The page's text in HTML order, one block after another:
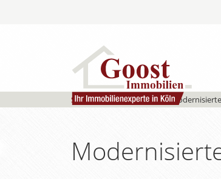
Start»Objekte»Referenz»